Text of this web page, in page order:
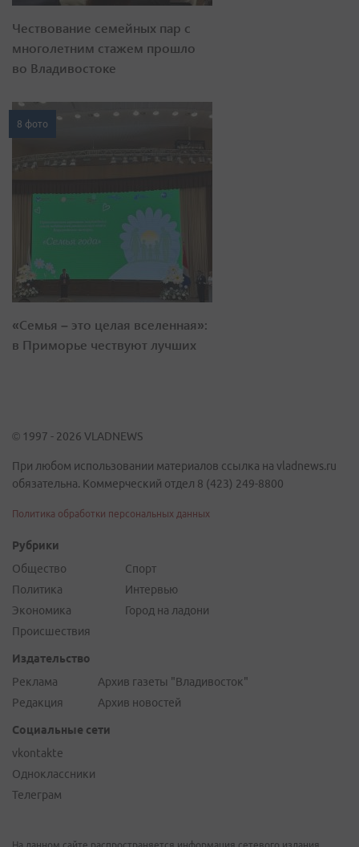
Чествование семейных пар с
многолетним стажем прошло
во Владивостоке
8 фото
«Семья – это целая вселенная»:
в Приморье чествуют лучших
© 1997 - 2026 VLADNEWS
При любом использовании материалов ссылка на vladnews.ru
обязательна. Коммерческий отдел 8 (423) 249-8800
Политика обработки персональных данных
Рубрики
Общество
Политика
Экономика
Происшествия
Спорт
Интервью
Город на ладони
Издательство
Реклама
Редакция
Архив газеты "Владивосток"
Архив новостей
Социальные сети
vkontakte
Одноклассники
Телеграм